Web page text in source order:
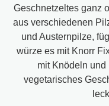
Geschnetzeltes ganz
aus verschiedenen
und Austernpilze,
würze es mit Knorr
mit Knödeln und
vegetarisches